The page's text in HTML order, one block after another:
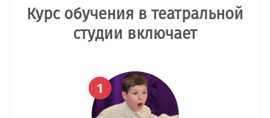
Курс обучения в театральной
студии включает
1